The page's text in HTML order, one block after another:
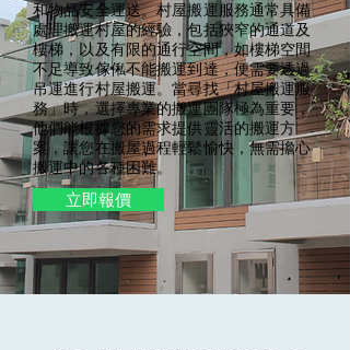
和物品安全運送。村屋搬運服務通常具備
處理搬運村屋的經驗，包括狹窄的通道及
樓梯，以及有限的通行空間，如樓梯空間
不足導致傢俬不能搬運到達，便需要透過
吊運進行村屋搬運。當尋找「村屋搬運服
務」時，選擇專業的搬運團隊極為重要，
他們能根據您的需求提供靈活的搬運方
案，讓您在搬屋過程輕鬆愉快，無需擔心
搬運中的各種困難。
立即報價